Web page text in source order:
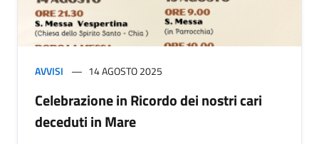
AVVISI 14 AGOSTO 2025
Celebrazione in Ricordo dei nostri cari
deceduti in Mare